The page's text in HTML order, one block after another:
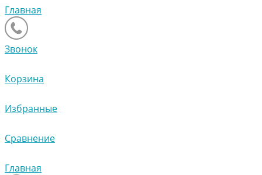
Главная
Звонок
Корзина
Избранные
Сравнение
Главная